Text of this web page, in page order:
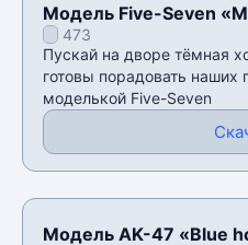
Модель Five-Seven
v34473
Пускай на дворе тёмная
готовы порадовать наших
моделькой Five-Seven
Модель AK-47 «Blue